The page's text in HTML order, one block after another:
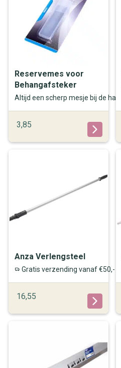
Reservemes voor
Behangafsteker
Altijd een scherp mesje bij de hand
3,85
Anza Verlengsteel
Gratis verzending vanaf €50,-
16,55